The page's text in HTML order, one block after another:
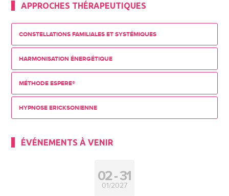
APPROCHES THÉRAPEUTIQUES
CONSTELLATIONS FAMILIALES ET SYSTÉMIQUES
HARMONISATION ÉNERGÉTIQUE
MÉTHODE ESPERE®
HYPNOSE ERICKSONIENNE
ÉVÉNEMENTS À VENIR
02 31
01/2027